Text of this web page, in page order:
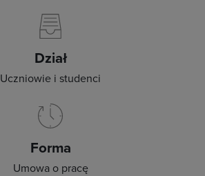
Dział
Uczniowie i studenci
Forma
Umowa o pracę